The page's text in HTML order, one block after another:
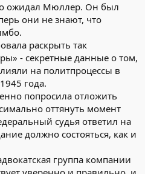
ожидал Мюллер. Он был
они не знают, что
раскрыть так
- секретные данные о том,
на политпроцессы в
года.
попросила отложить
оттянуть момент
судья ответил на
должно состояться, как и
группа компании